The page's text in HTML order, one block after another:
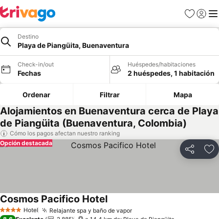
Favoritos
Iniciar
Destino
Playa de Piangüita, Buenaventura
Check-in/out
Fechas
Huéspedes/habitaciones
2 huéspedes, 1 habitación
Ordenar Filtrar Mapa
Alojamientos en Buenaventura cerca de Playa
de Piangüita (Buenaventura, Colombia)
Cómo los pagos afectan nuestro ranking
Compartir
Opción destacada
4 EstrellasHotel Relajante spa y baño de vaporVer precios
Cosmos Pacifico HotelVer precios